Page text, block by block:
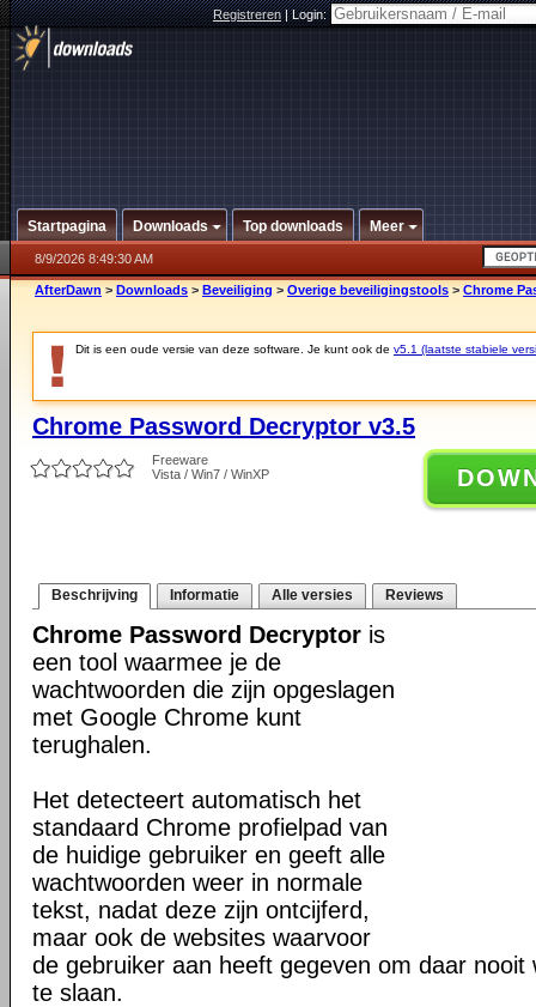
Registreren|Login:
Startpagina Downloads Top downloads Meer
8/9/2026 8:49:30 AM
AfterDawn > Downloads > Beveiliging > Overige beveiligingstools > Chrome
Dit is een oude versie van deze software. Je kunt ook de v5.1 (laatste stabiele
Chrome Password Decryptor v3.5
Freeware
Vista / Win7 / WinXP
Beschrijving Informatie Alle versies Reviews
Chrome Password Decryptor is
een tool waarmee je de
wachtwoorden die zijn opgeslagen
met Google Chrome kunt
terughalen.
Het detecteert automatisch het
standaard Chrome profielpad van
de huidige gebruiker en geeft alle
wachtwoorden weer in normale
tekst, nadat deze zijn ontcijferd,
maar ook de websites waarvoor
de gebruiker aan heeft gegeven om daar nooit
te slaan.